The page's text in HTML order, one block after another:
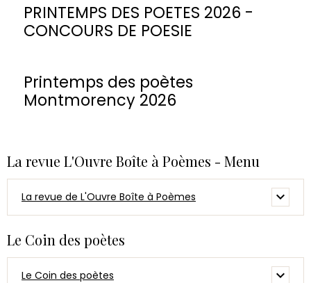
PRINTEMPS DES POETES 2026 -
CONCOURS DE POESIE
Printemps des poètes
Montmorency 2026
La revue L'Ouvre Boîte à Poèmes - Menu
La revue de L'Ouvre Boîte à Poèmes
Le Coin des poètes
Le Coin des poètes